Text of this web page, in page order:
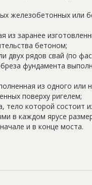
железобетонных или
из заранее
бетоном;
двух рядов свай (по
фундамента
из одного или
поверху ригелем;
тело которой состоит
в каждом ярусе
и в конце моста.